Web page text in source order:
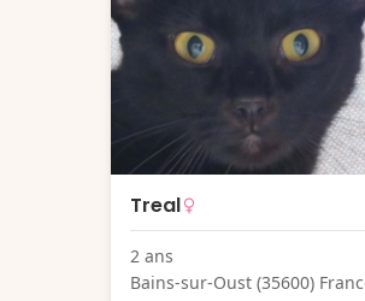
Treal
2 ans
Bains-sur-Oust (35600)